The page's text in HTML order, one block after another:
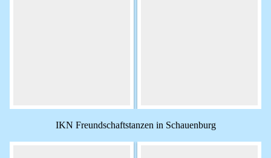
IKN Freundschaftstanzen in Schauenburg